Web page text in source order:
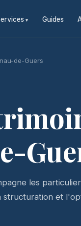
Guides
de-Guers
les
structuration et